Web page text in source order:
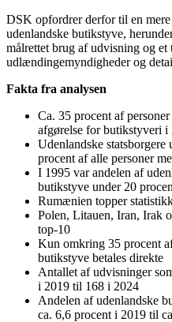
DSK opfordrer derfor til en
udenlandske butikstyve,
målrettet brug af udvisning og
udlændingemyndigheder og
Fakta fra analysen
Ca. 35 procent af
afgørelse for butikstyveri i
Udenlandske
procent af alle personer
I 1995 var andelen af
butikstyve under 20
Rumænien topper
Polen, Litauen, Iran, Irak
top-10
Kun omkring 35 procent
butikstyve betales direkte
Antallet af udvisninger
i 2019 til 168 i 2024
Andelen af udenlandske
ca. 6,6 procent i 2019 til